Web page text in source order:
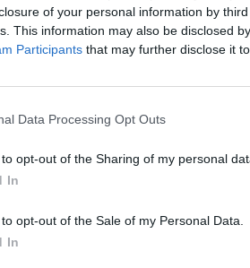
of your personal information by
This information may also be disclosed
Participants that may further disclose it
Data Processing Opt Outs
opt-out of the Sharing of my personal
In
opt-out of the Sale of my Personal Data.
In
MOHLO BY SA VÁM